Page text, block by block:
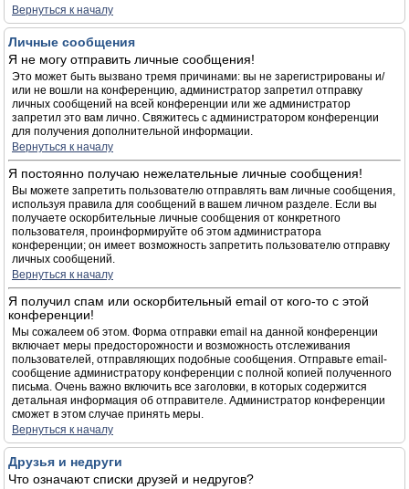
Вернуться к началу
Личные сообщения
Я не могу отправить личные сообщения!
Это может быть вызвано тремя причинами: вы не зарегистрированы и/
или не вошли на конференцию, администратор запретил отправку
личных сообщений на всей конференции или же администратор
запретил это вам лично. Свяжитесь с администратором конференции
для получения дополнительной информации.
Вернуться к началу
Я постоянно получаю нежелательные личные сообщения!
Вы можете запретить пользователю отправлять вам личные сообщения,
используя правила для сообщений в вашем личном разделе. Если вы
получаете оскорбительные личные сообщения от конкретного
пользователя, проинформируйте об этом администратора
конференции; он имеет возможность запретить пользователю отправку
личных сообщений.
Вернуться к началу
Я получил спам или оскорбительный email от кого-то с этой
конференции!
Мы сожалеем об этом. Форма отправки email на данной конференции
включает меры предосторожности и возможность отслеживания
пользователей, отправляющих подобные сообщения. Отправьте email-
сообщение администратору конференции с полной копией полученного
письма. Очень важно включить все заголовки, в которых содержится
детальная информация об отправителе. Администратор конференции
сможет в этом случае принять меры.
Вернуться к началу
Друзья и недруги
Что означают списки друзей и недругов?